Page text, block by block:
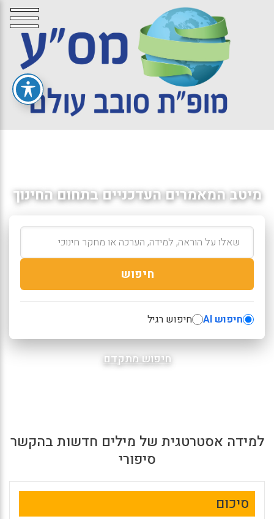
מיטב המאמרים העדכניים בתחום החינוך
חיפוש
חיפוש AI חיפוש רגיל
חיפוש מתקדם
למידה אסטרטגית של מילים חדשות בהקשר
סיפורי
סיכום